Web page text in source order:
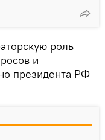
роль
и
президента РФ